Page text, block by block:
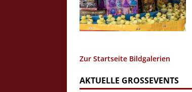
Zur Startseite Bildgalerien
AKTUELLE GROSSEVENTS